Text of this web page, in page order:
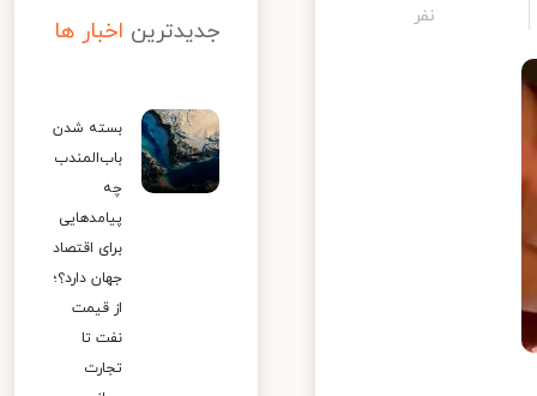
نفر
جدیدترین اخبار ها
بسته شدن
باب‌المندب
چه
پیامدهایی
برای اقتصاد
جهان دارد؟؛
از قیمت
نفت تا
تجارت